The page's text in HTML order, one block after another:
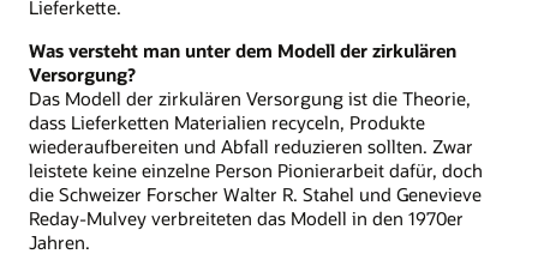
Lieferkette.
Was versteht man unter dem Modell der zirkulären
Versorgung?
Das Modell der zirkulären Versorgung ist die Theorie,
dass Lieferketten Materialien recyceln, Produkte
wiederaufbereiten und Abfall reduzieren sollten. Zwar
leistete keine einzelne Person Pionierarbeit dafür, doch
die Schweizer Forscher Walter R. Stahel und Genevieve
Reday-Mulvey verbreiteten das Modell in den 1970er
Jahren.